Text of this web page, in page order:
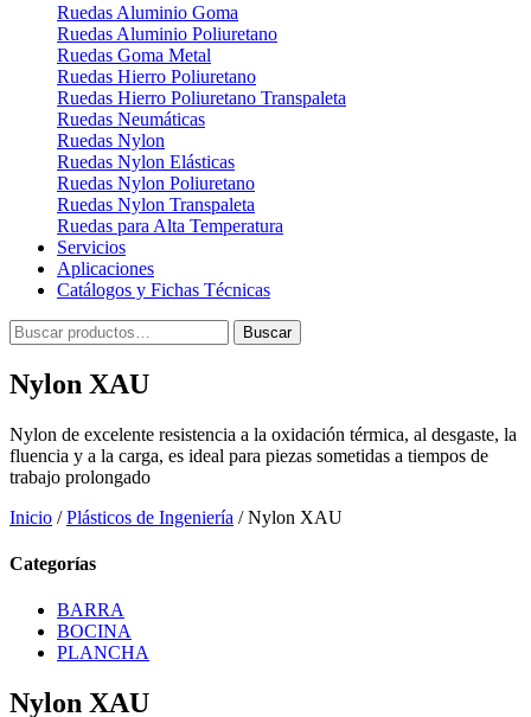
Ruedas Aluminio Goma
Ruedas Aluminio Poliuretano
Ruedas Goma Metal
Ruedas Hierro Poliuretano
Ruedas Hierro Poliuretano Transpaleta
Ruedas Neumáticas
Ruedas Nylon
Ruedas Nylon Elásticas
Ruedas Nylon Poliuretano
Ruedas Nylon Transpaleta
Ruedas para Alta Temperatura
Servicios
Aplicaciones
Catálogos y Fichas Técnicas
Buscar
por:
Buscar
Nylon XAU
Nylon de excelente resistencia a la oxidación térmica, al desgaste, la
fluencia y a la carga, es ideal para piezas sometidas a tiempos de
trabajo prolongado
Inicio /Plásticos de Ingeniería / Nylon XAU
Categorías
BARRA
BOCINA
PLANCHA
Nylon XAU